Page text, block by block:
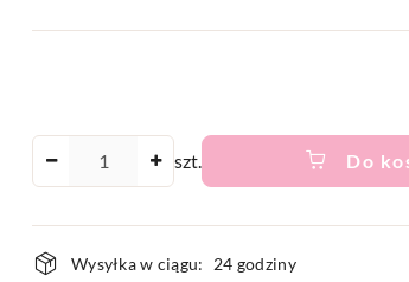
szt. Do
Dostępność
Wysyłka w ciągu:
24 godziny